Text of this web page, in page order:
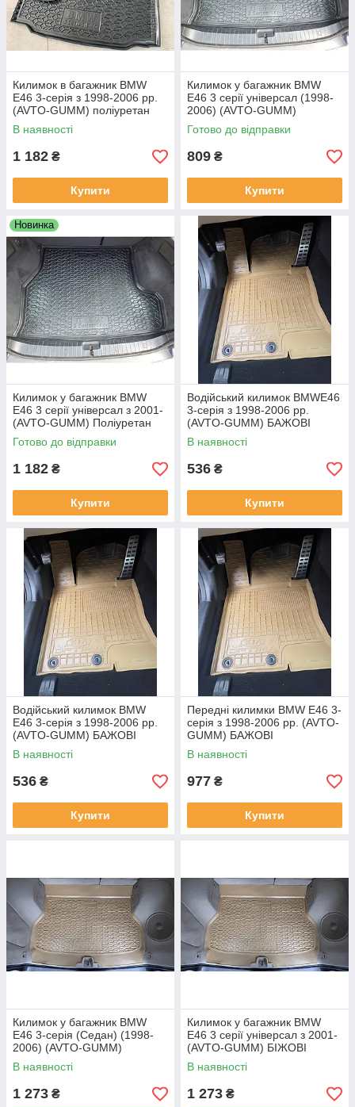
Килимок в багажник BMW
E46 3-серія з 1998-2006 рр.
(AVTO-GUMM) поліуретан
В наявності
1 182 ₴
Купити
Килимок у багажник BMW
E46 3 серії універсал (1998-
2006) (AVTO-GUMM)
пластик+гума
Готово до відправки
809 ₴
Купити
Новинка
Килимок у багажник BMW
E46 3 серії універсал з 2001-
(AVTO-GUMM) Поліуретан
Готово до відправки
1 182 ₴
Купити
Водійський килимок BMWE46
3-серія з 1998-2006 рр.
(AVTO-GUMM) БАЖОВІ
В наявності
536 ₴
Купити
Водійський килимок BMW
E46 3-серія з 1998-2006 рр.
(AVTO-GUMM) БАЖОВІ
В наявності
536 ₴
Купити
Передні килимки BMW E46 3-
серія з 1998-2006 рр. (AVTO-
GUMM) БАЖОВІ
В наявності
977 ₴
Купити
Килимок у багажник BMW
E46 3-серія (Седан) (1998-
2006) (AVTO-GUMM)
БЕРІГАЛЬНИЙ поліуретан
В наявності
1 273 ₴
Килимок у багажник BMW
E46 3 серії універсал з 2001-
(AVTO-GUMM) БІЖОВІ
Поліуретан
В наявності
1 273 ₴